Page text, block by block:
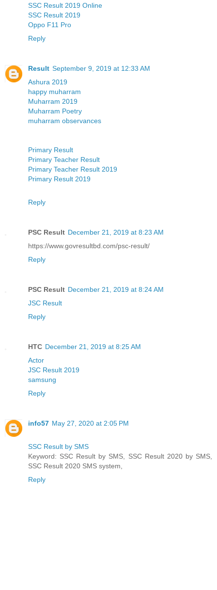
SSC Result 2019 Online
SSC Result 2019
Oppo F11 Pro
Reply
Result September 9, 2019 at 12:33 AM
Ashura 2019
happy muharram
Muharram 2019
Muharram Poetry
muharram observances
Primary Result
Primary Teacher Result
Primary Teacher Result 2019
Primary Result 2019
Reply
PSC Result December 21, 2019 at 8:23 AM
https://www.govresultbd.com/psc-result/
Reply
PSC Result December 21, 2019 at 8:24 AM
JSC Result
Reply
HTC December 21, 2019 at 8:25 AM
Actor
JSC Result 2019
samsung
Reply
info57 May 27, 2020 at 2:05 PM
SSC Result by SMS
Keyword: SSC Result by SMS, SSC Result 2020 by SMS,
SSC Result 2020 SMS system,
Reply